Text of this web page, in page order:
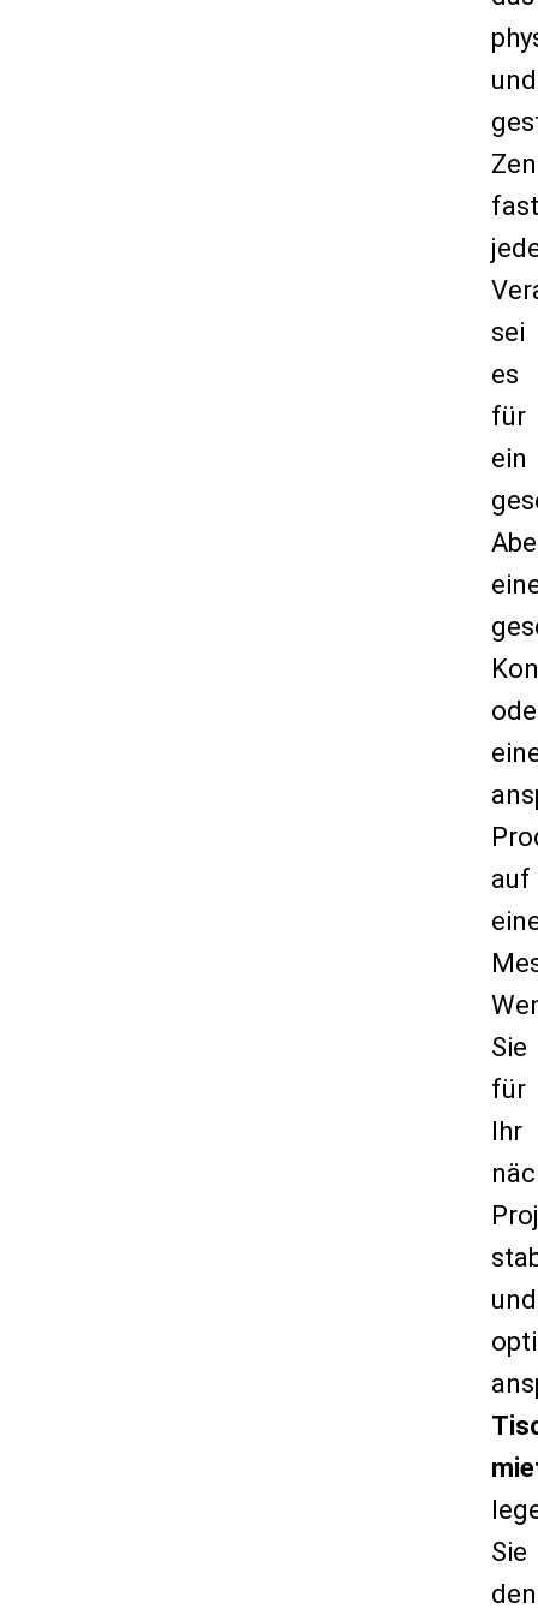
und
sei
es
für
ein
auf
Sie
für
Ihr
und
Sie
den